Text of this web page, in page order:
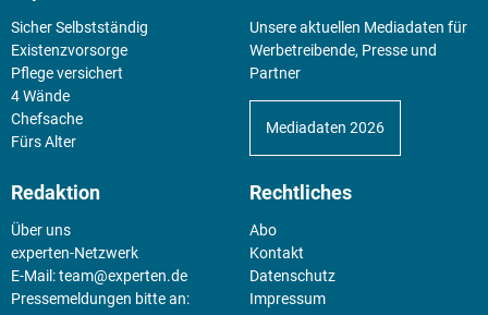
Sicher Selbstständig
Existenz­vorsorge
Pflege versichert
4 Wände
Chefsache
Fürs Alter
Unsere aktuellen Mediadaten für
Werbetreibende, Presse und
Partner
Mediadaten 2026
Redaktion
Über uns
experten-Netzwerk
E-Mail:team@experten.de
Pressemeldungen bitte an:
Rechtliches
Abo
Kontakt
Datenschutz
Impressum